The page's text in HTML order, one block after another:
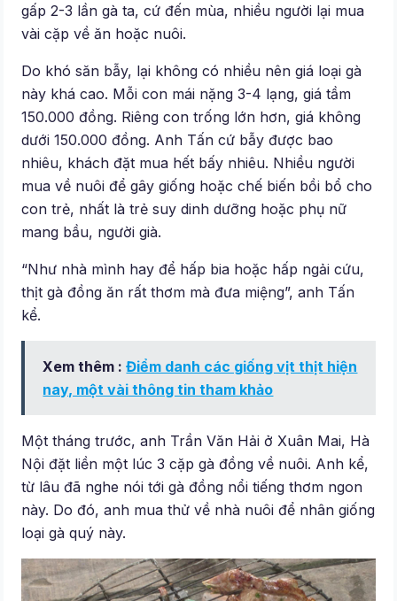
gấp 2-3 lần gà ta, cứ đến mùa, nhiều người lại mua
vài cặp về ăn hoặc nuôi.
Do khó săn bẫy, lại không có nhiều nên giá loại gà
này khá cao. Mỗi con mái nặng 3-4 lạng, giá tầm
150.000 đồng. Riêng con trống lớn hơn, giá không
dưới 150.000 đồng. Anh Tấn cứ bẫy được bao
nhiêu, khách đặt mua hết bấy nhiêu. Nhiều người
mua về nuôi để gây giống hoặc chế biến bồi bổ cho
con trẻ, nhất là trẻ suy dinh dưỡng hoặc phụ nữ
mang bầu, người già.
“Như nhà mình hay để hấp bia hoặc hấp ngải cứu,
thịt gà đồng ăn rất thơm mà đưa miệng”, anh Tấn
kể.
Xem thêm :Điểm danh các giống vịt thịt hiện
nay, một vài thông tin tham khảo
Một tháng trước, anh Trần Văn Hải ở Xuân Mai, Hà
Nội đặt liền một lúc 3 cặp gà đồng về nuôi. Anh kể,
từ lâu đã nghe nói tới gà đồng nổi tiếng thơm ngon
này. Do đó, anh mua thử về nhà nuôi để nhân giống
loại gà quý này.